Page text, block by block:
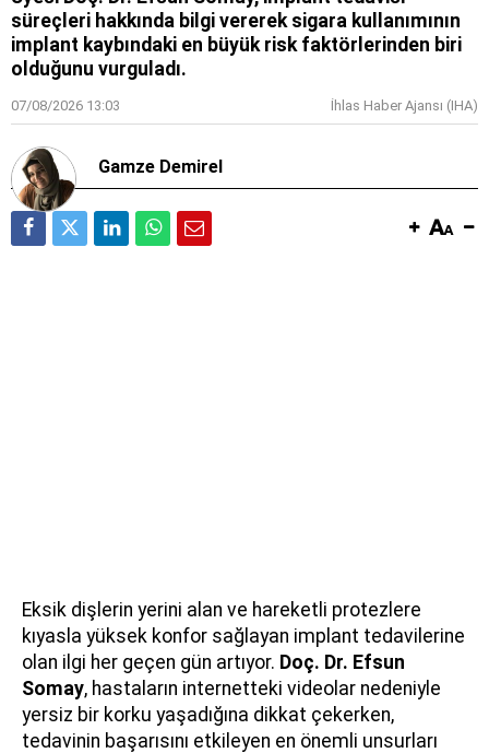
süreçleri hakkında bilgi vererek sigara kullanımının
implant kaybındaki en büyük risk faktörlerinden biri
olduğunu vurguladı.
07/08/2026 13:03 İhlas Haber Ajansı (IHA)
Gamze Demirel
Eksik dişlerin yerini alan ve hareketli protezlere
kıyasla yüksek konfor sağlayan implant tedavilerine
olan ilgi her geçen gün artıyor. Doç. Dr. Efsun
Somay, hastaların internetteki videolar nedeniyle
yersiz bir korku yaşadığına dikkat çekerken,
tedavinin başarısını etkileyen en önemli unsurları